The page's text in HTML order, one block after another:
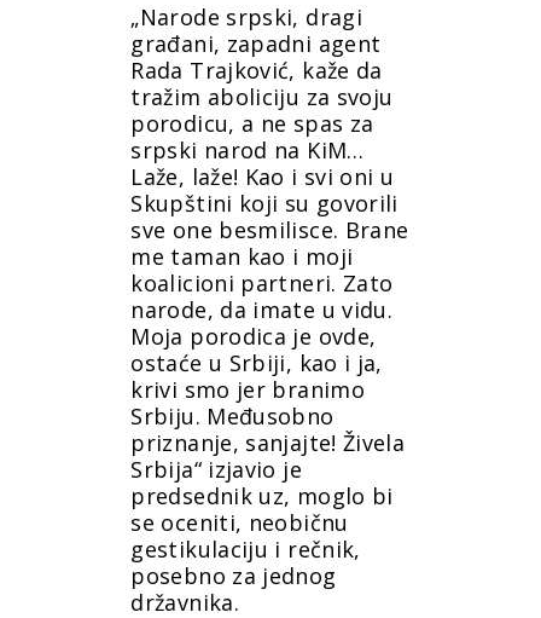
„Narode srpski, dragi
građani, zapadni agent
Rada Trajković, kaže da
tražim aboliciju za svoju
porodicu, a ne spas za
srpski narod na KiM…
Laže, laže! Kao i svi oni u
Skupštini koji su govorili
sve one besmilisce. Brane
me taman kao i moji
koalicioni partneri. Zato
narode, da imate u vidu.
Moja porodica je ovde,
ostaće u Srbiji, kao i ja,
krivi smo jer branimo
Srbiju. Međusobno
priznanje, sanjajte! Živela
Srbija“ izjavio je
predsednik uz, moglo bi
se oceniti, neobičnu
gestikulaciju i rečnik,
posebno za jednog
državnika.